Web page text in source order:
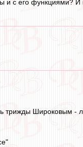
и с его функциями? И
трижды Широковым -